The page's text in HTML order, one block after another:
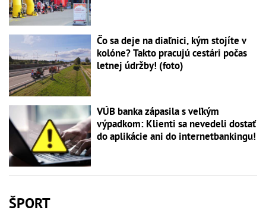
Čo sa deje na diaľnici, kým stojíte v
kolóne? Takto pracujú cestári počas
letnej údržby! (foto)
VÚB banka zápasila s veľkým
výpadkom: Klienti sa nevedeli dostať
do aplikácie ani do internetbankingu!
ŠPORT